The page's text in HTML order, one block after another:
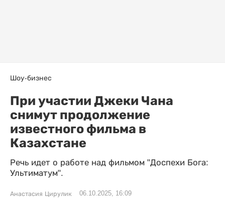
Шоу-бизнес
При участии Джеки Чана
снимут продолжение
известного фильма в
Казахстане
Речь идет о работе над фильмом "Доспехи Бога:
Ультиматум".
Анастасия Цирулик 06.10.2025, 16:09